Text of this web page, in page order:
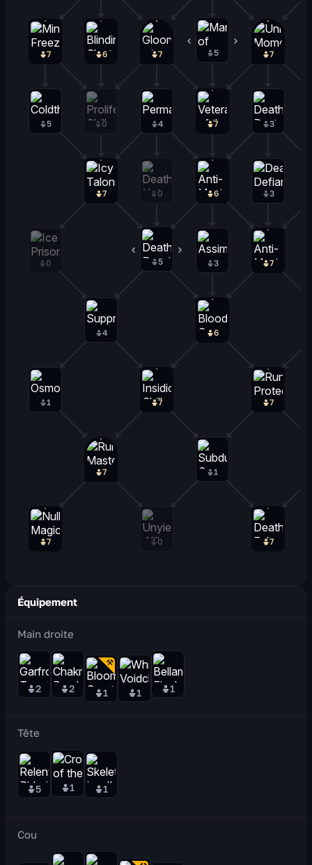
7
7
7
7
7
7
7
7
7
7
7
6
6
6
5
5
5
4
4
3
3
3
1
1
0
0
0
0
Équipement
Main droite
2 2 1 1 1
Tête
5 1 1
Cou